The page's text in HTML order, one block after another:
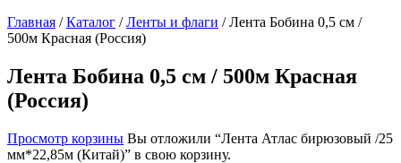
Главная / Каталог / Ленты и флаги /Лента Бобина 0,5 см /
500м Красная (Россия)
Лента Бобина 0,5 см / 500м Красная
(Россия)
Просмотр корзины Вы отложили “Лента Атлас бирюзовый /25
мм*22,85м (Китай)” в свою корзину.